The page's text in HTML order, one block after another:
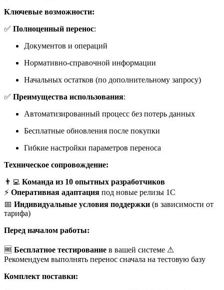
Ключевые возможности:
✅ Полноценный перенос:
Документов и операций
Нормативно-справочной информации
Начальных остатков (по дополнительному запросу)
✅ Преимущества использования:
Автоматизированный процесс без потерь данных
Бесплатные обновления после покупки
Гибкие настройки параметров переноса
Техническое сопровождение:
👨‍💻 Команда из 10 опытных разработчиков
⚡ Оперативная адаптация под новые релизы 1С
📅 Индивидуальные условия поддержки (в зависимости от
тарифа)
Перед началом работы:
🆓 Бесплатное тестирование в вашей системе ⚠
Рекомендуем выполнять перенос сначала на тестовую базу
Комплект поставки: